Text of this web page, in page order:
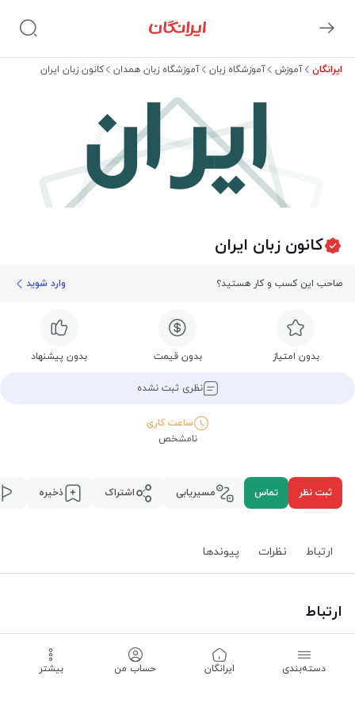
ایرانگان آموزش آموزشگاه زبان آموزشگاه زبان همدان کانون زبان ایران
ایران
کانون زبان ایران
صاحب این کسب و کار هستید؟ وارد شوید
بدون امتیاز بدون قیمت بدون پیشنهاد
نظری ثبت نشده
ساعت کاری
نامشخص
ثبت نظر تماس مسیریابی اشتراک ذخیره
ارتباط نظرات پیوند‌ها
ارتباط
استان همدان
دسته‌بندی ‌ایرانگان حساب من بیشتر